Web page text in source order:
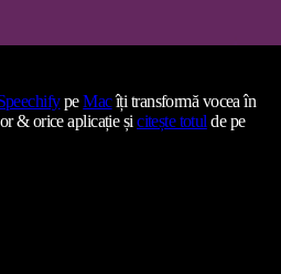
peMacîți transformă vocea în
& orice aplicație șicitește totul de pe